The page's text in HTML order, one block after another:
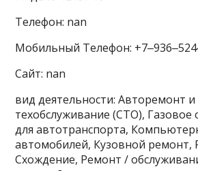
Телефон: nan
Мобильный Телефон:
Сайт: nan
вид деятельности: Авторемонт и
техобслуживание (СТО), Газовое
для автотранспорта,
автомобилей, Кузовной ремонт,
Схождение, Ремонт /